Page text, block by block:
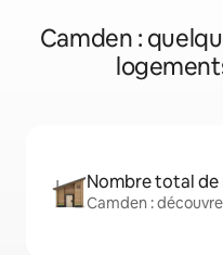
Camden :
Nombre total de
Camden :